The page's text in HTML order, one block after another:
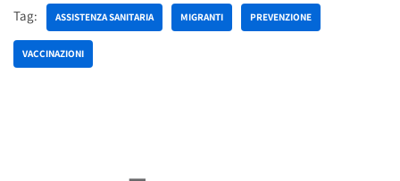
Tag: ASSISTENZA SANITARIA MIGRANTI PREVENZIONE
VACCINAZIONI